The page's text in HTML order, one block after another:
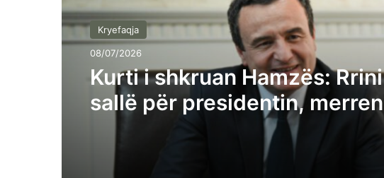
Kryefaqja
08/07/2026
Kurti i shkruan Hamzës:
sallë për presidentin,
kryetarin e Kuvendit